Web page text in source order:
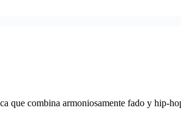
que combina armoniosamente fado y hip-